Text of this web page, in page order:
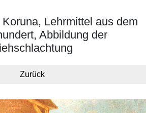
Lehrmittel aus dem
Abbildung der
Zurück